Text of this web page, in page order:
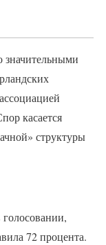
значительными
касается
структуры
72 процента.